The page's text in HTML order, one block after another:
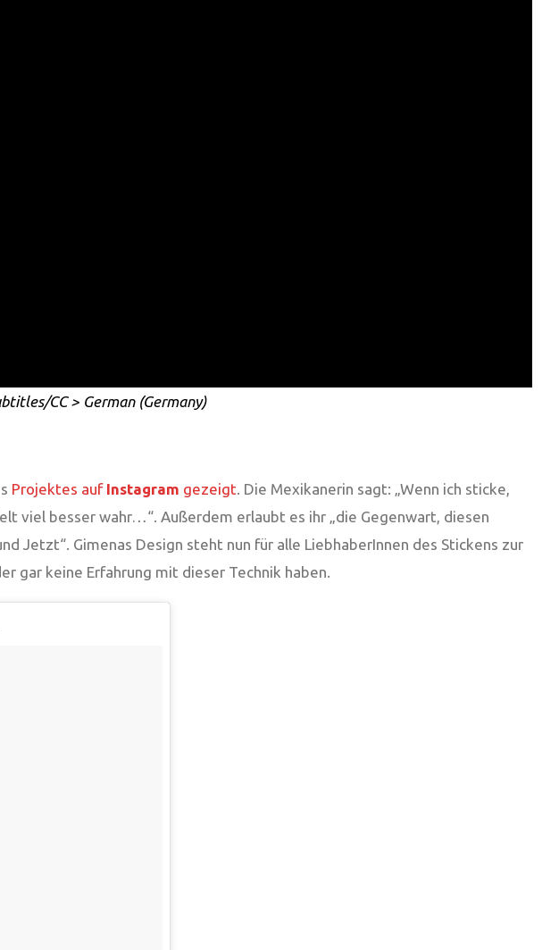
CC > German (Germany)
Projektes auf Instagram gezeigt . Die Mexikanerin sagt: „Wenn ich sticke,
viel besser wahr…“. Außerdem erlaubt es ihr „die Gegenwart, diesen
Jetzt“. Gimenas Design steht nun für alle LiebhaberInnen des Stickens zur
gar keine Erfahrung mit dieser Technik haben.